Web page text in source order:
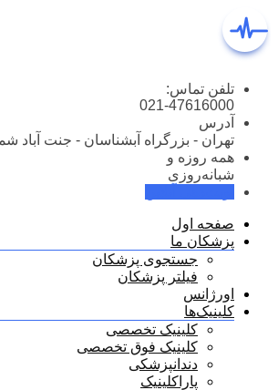
تلفن تماس:
021-47616000
آدرس
تهران - بزرگراه آبشناسان - جنت آباد
همه روزه و
شبانه‌روزی
صفحه اول
پزشکان ما
جستجوی پزشکان
فیلتر پزشکان
اورژانس
کلینیک‌ها
کلینیک تخصصی
کلینیک فوق تخصصی
دندانپزشکی
پاراکلینیک